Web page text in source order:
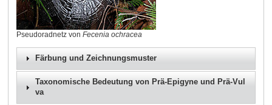
Pseudoradnetz von Fecenia ochracea
Färbung und Zeichnungsmuster
Taxonomische Bedeutung von Prä-Epigyne und Prä-Vul
va